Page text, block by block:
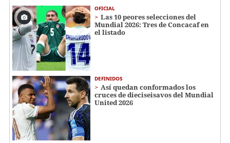
OFICIAL
Las 10 peores selecciones del
Mundial 2026: Tres de Concacaf en
el listado
DEFINIDOS
Así quedan conformados los
cruces de dieciseisavos del Mundial
United 2026